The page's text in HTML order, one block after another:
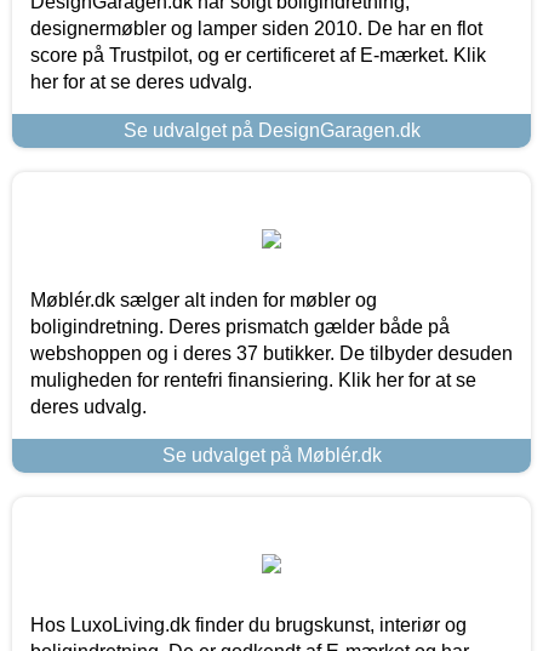
designermøbler og lamper siden 2010. De har en flot
score på Trustpilot, og er certificeret af E-mærket. Klik
her for at se deres udvalg.
Se udvalget på DesignGaragen.dk
Møblér.dk sælger alt inden for møbler og
boligindretning. Deres prismatch gælder både på
webshoppen og i deres 37 butikker. De tilbyder desuden
muligheden for rentefri finansiering. Klik her for at se
deres udvalg.
Se udvalget på Møblér.dk
Hos LuxoLiving.dk finder du brugskunst, interiør og